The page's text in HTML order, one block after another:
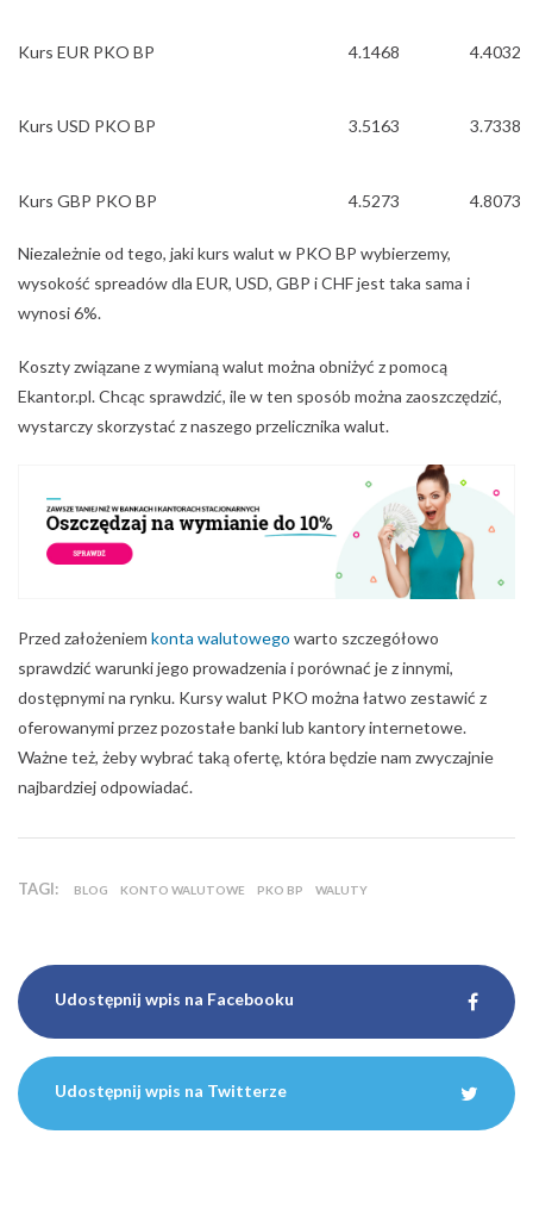
Kurs EUR PKO BP 4.1468 4.4032
Kurs USD PKO BP 3.5163 3.7338
Kurs GBP PKO BP 4.5273 4.8073
Niezależnie od tego, jaki kurs walut w PKO BP wybierzemy,
wysokość spreadów dla EUR, USD, GBP i CHF jest taka sama i
wynosi 6%.
Koszty związane z wymianą walut można obniżyć z pomocą
Ekantor.pl. Chcąc sprawdzić, ile w ten sposób można zaoszczędzić,
wystarczy skorzystać z naszego przelicznika walut.
Przed założeniem konta walutowego warto szczegółowo
sprawdzić warunki jego prowadzenia i porównać je z innymi,
dostępnymi na rynku. Kursy walut PKO można łatwo zestawić z
oferowanymi przez pozostałe banki lub kantory internetowe.
Ważne też, żeby wybrać taką ofertę, która będzie nam zwyczajnie
najbardziej odpowiadać.
TAGI: BLOG KONTO WALUTOWE PKO BP WALUTY
Udostępnij wpis na Facebooku
Udostępnij wpis na Twitterze